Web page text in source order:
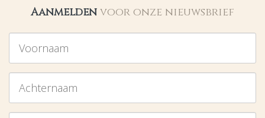
Aanmelden voor onze nieuwsbrief
Voornaam
Achternaam